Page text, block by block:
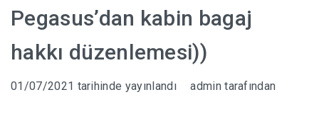
İPUÇLARI
UÇAK BILETI HILESI
UKRAYNA’DA EV KIRALAMAK
Pegasus’dan kabin bagaj
hakkı düzenlemesi))
01/07/2021 tarihinde yayınlandı admin tarafından